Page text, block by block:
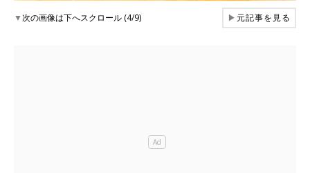
▼次の画像は下へスクロール (4/9) ▶元記事を見る